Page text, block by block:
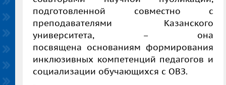
подготовленной совместно с
преподавателями Казанского
университета, – она
посвящена основаниям формирования
инклюзивных компетенций педагогов и
социализации обучающихся с ОВЗ.